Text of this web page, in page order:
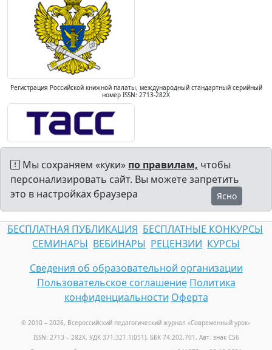
Регистрация Российской книжной палаты, международный стандартный серийный
номер ISSN: 2713-282X
Мы сохраняем «куки» по правилам, чтобы
персонализировать сайт. Вы можете запретить
это в настройках браузера
Ясно
БЕСПЛАТНАЯ ПУБЛИКАЦИЯ БЕСПЛАТНЫЕ КОНКУРСЫ
СЕМИНАРЫ ВЕБИНАРЫ РЕЦЕНЗИИ КУРСЫ
Сведения об образовательной организации
Пользовательское соглашение Политика
конфиденциальности Оферта
© 2010 – 2026, Всероссийский педагогический журнал «Современный урок»
ISSN: 2713 – 282X, УДК 371.321.1(051), ББК 74.202.701, Авт. знак С56